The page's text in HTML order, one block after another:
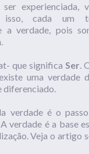
experienciada,
isso, cada um
a verdade, pois
que significa Ser.
uma verdade
diferenciado.
verdade é o
verdade é a base
Veja o artigo